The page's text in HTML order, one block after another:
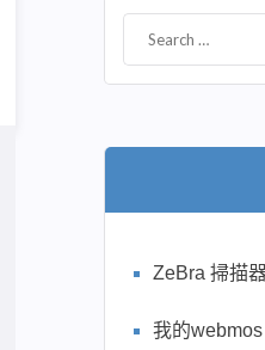
ZeBra 掃描
我的